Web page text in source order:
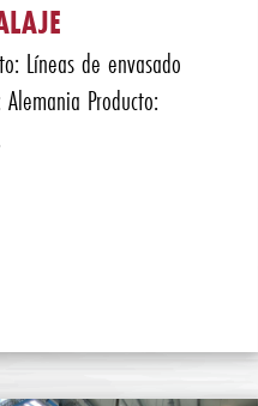
Líneas de envasado
Producto: